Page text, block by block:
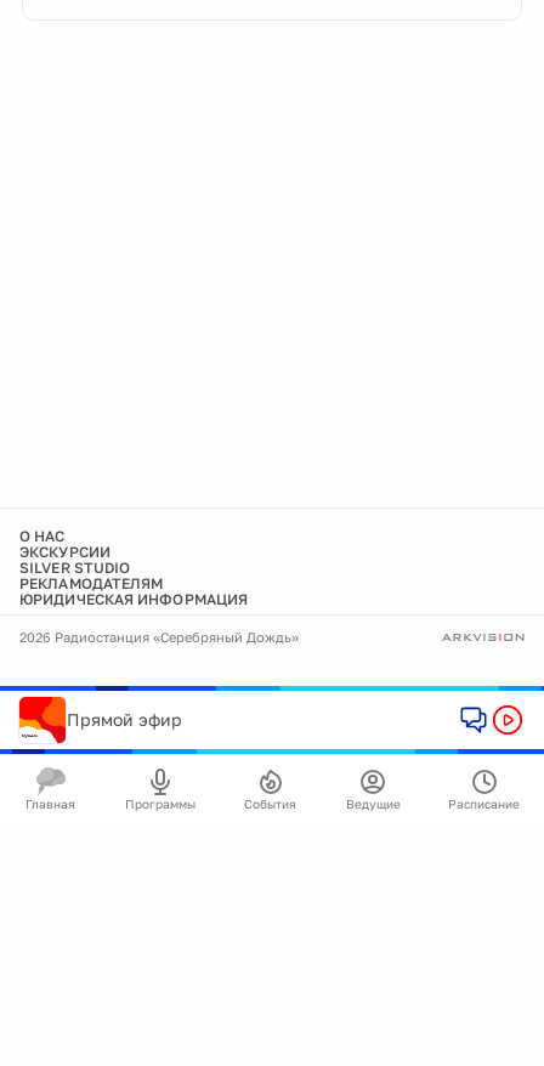
О НАС
ЭКСКУРСИИ
SILVER STUDIO
РЕКЛАМОДАТЕЛЯМ
ЮРИДИЧЕСКАЯ ИНФОРМАЦИЯ
2026 Радиостанция «Серебряный Дождь»
Прямой эфир
Главная Программы События Ведущие Расписание